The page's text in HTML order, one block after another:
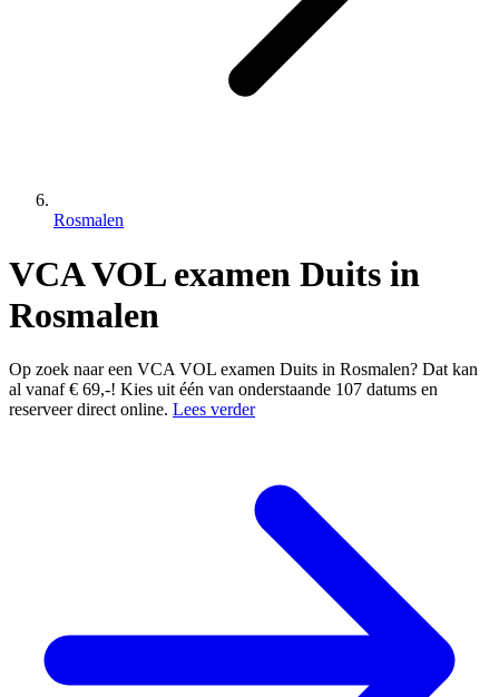
Rosmalen
VCA VOL examen Duits in
Rosmalen
Op zoek naar een VCA VOL examen Duits in Rosmalen? Dat kan
al vanaf € 69,-! Kies uit één van onderstaande 107 datums en
reserveer direct online. Lees verder